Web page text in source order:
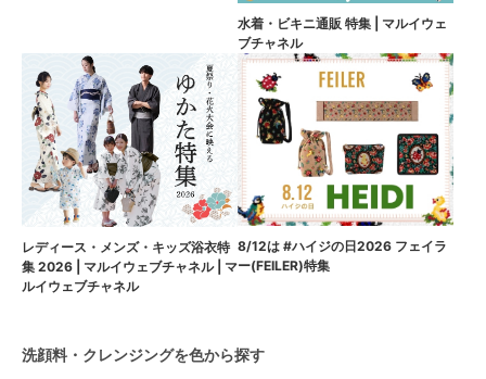
水着・ビキニ通販 特集 | マルイウェ
ブチャネル
レディース・メンズ・キッズ浴衣特
集 2026 | マルイウェブチャネル | マ
ルイウェブチャネル
8/12は #ハイジの日2026 フェイラ
ー(FEILER)特集
洗顔料・クレンジングを色から探す